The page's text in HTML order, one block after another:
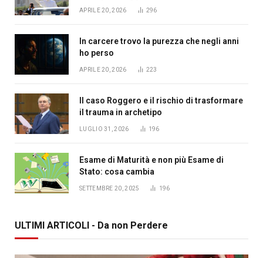
APRILE 20, 2026 296
In carcere trovo la purezza che negli anni
ho perso
APRILE 20, 2026 223
Il caso Roggero e il rischio di trasformare
il trauma in archetipo
LUGLIO 31, 2026 196
Esame di Maturità e non più Esame di
Stato: cosa cambia
SETTEMBRE 20, 2025 196
ULTIMI ARTICOLI - Da non Perdere